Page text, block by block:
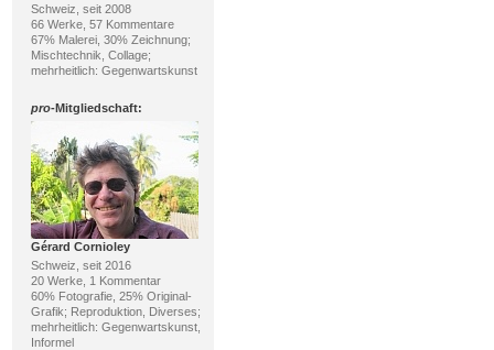
Schweiz, seit 2008
66 Werke, 57 Kommentare
67% Malerei, 30% Zeichnung;
Mischtechnik, Collage;
mehrheitlich: Gegenwartskunst
pro-Mitgliedschaft:
Gérard Cornioley
Schweiz, seit 2016
20 Werke, 1 Kommentar
60% Fotografie, 25% Original-
Grafik; Reproduktion, Diverses;
mehrheitlich: Gegenwartskunst,
Informel